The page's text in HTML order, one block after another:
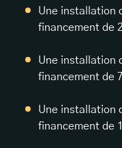
Une installation
financement de
Une installation
financement de
Une installation
financement de